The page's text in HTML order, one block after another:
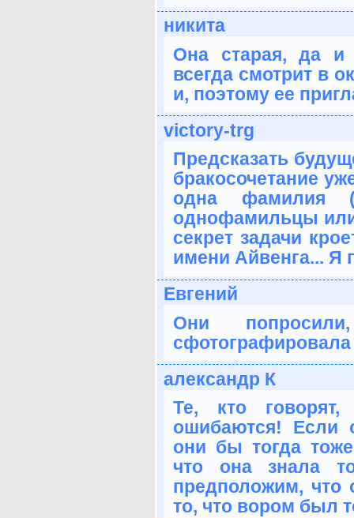
никита
Она старая, да и
всегда смотрит в
и, поэтому ее
victory-trg
Предсказать
бракосочетание
одна фамилия
однофамильцы
секрет задачи
имени Айвенга... Я
Евгений
Они
сфотографировала
александр К
Те, кто
ошибаются! Если
они бы тогда
что она знала
предположим, что
то, что вором был